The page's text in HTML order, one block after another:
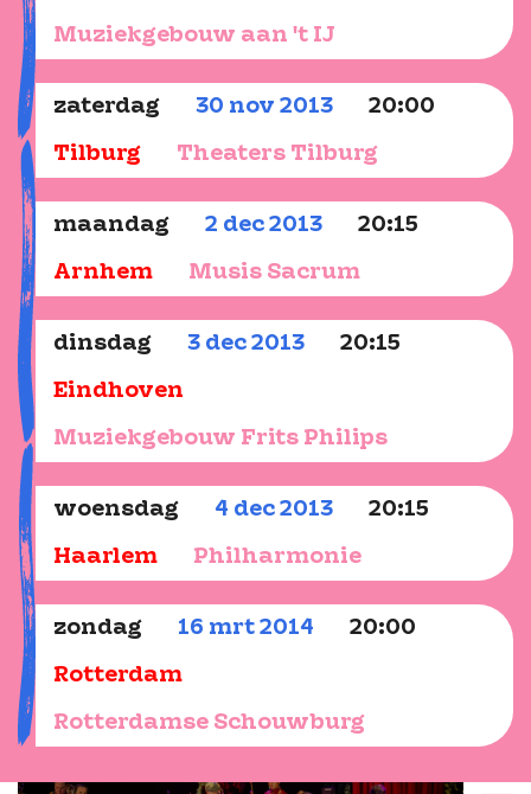
Muziekgebouw aan 't IJ
zaterdag 30 nov 2013 20:00
Tilburg Theaters Tilburg
maandag 2 dec 2013 20:15
Arnhem Musis Sacrum
dinsdag 3 dec 2013 20:15
Eindhoven
Muziekgebouw Frits Philips
woensdag 4 dec 2013 20:15
Haarlem Philharmonie
zondag 16 mrt 2014 20:00
Rotterdam
Rotterdamse Schouwburg